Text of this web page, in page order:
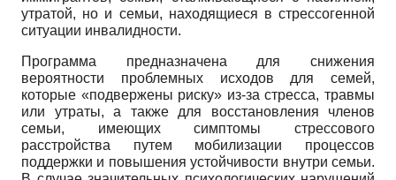
утратой, но и семьи, находящиеся в стрессогенной
ситуации инвалидности.
Программа предназначена для снижения
вероятности проблемных исходов для семей,
которые «подвержены риску» из-за стресса, травмы
или утраты, а также для восстановления членов
семьи, имеющих симптомы стрессового
расстройства путем мобилизации процессов
поддержки и повышения устойчивости внутри семьи.